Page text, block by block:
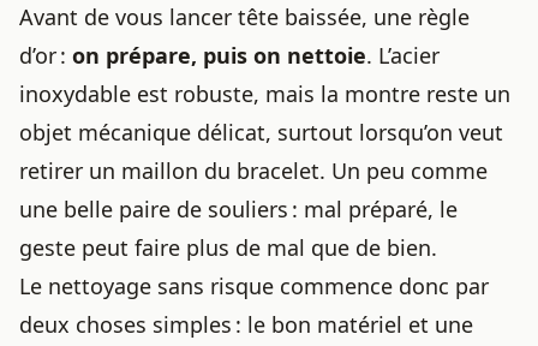
Avant de vous lancer tête baissée, une règle
d’or : on prépare, puis on nettoie. L’acier
inoxydable est robuste, mais la montre reste un
objet mécanique délicat, surtout lorsqu’on veut
retirer un maillon du bracelet. Un peu comme
une belle paire de souliers : mal préparé, le
geste peut faire plus de mal que de bien.
Le nettoyage sans risque commence donc par
deux choses simples : le bon matériel et une